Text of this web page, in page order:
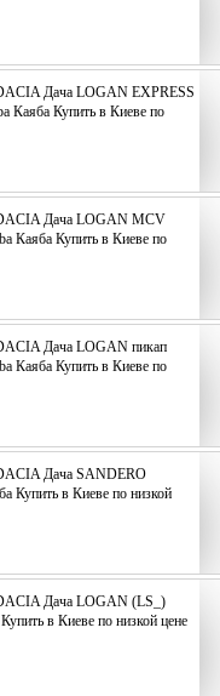
Дача LOGAN EXPRESS
Каяба Купить в Киеве по
Дача LOGAN MCV
Каяба Купить в Киеве по
Дача LOGAN пикап
Каяба Купить в Киеве по
Дача SANDERO
Купить в Киеве по низкой
Дача LOGAN (LS_)
в Киеве по низкой цене